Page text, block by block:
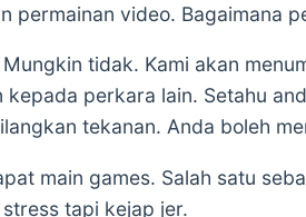
video. Bagaimana
tidak. Kami akan
perkara lain. Setahu
tekanan. Anda boleh
main games. Salah satu
tapi kejap jer.